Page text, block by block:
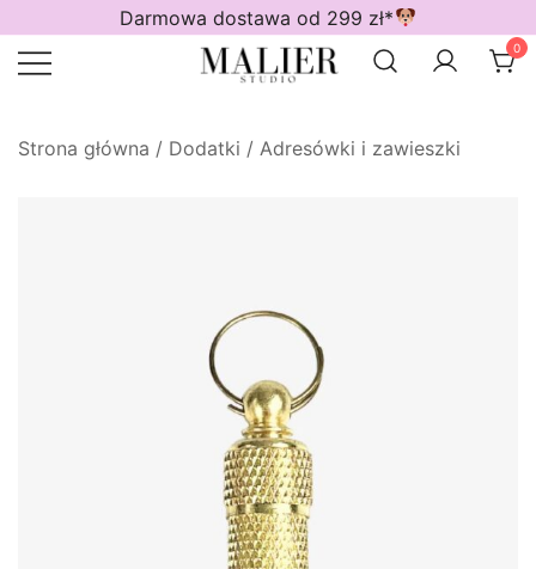
do
treści
Darmowa dostawa od 299 zł*
0
Strona główna / Dodatki / Adresówki i zawieszki